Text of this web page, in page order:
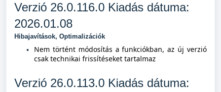
Verzió 26.0.116.0 Kiadás dátuma:
2026.01.08
Hibajavítások, Optimalizációk
Nem történt módosítás a funkciókban, az új verzió
csak technikai frissítéseket tartalmaz
Verzió 26.0.113.0 Kiadás dátuma: